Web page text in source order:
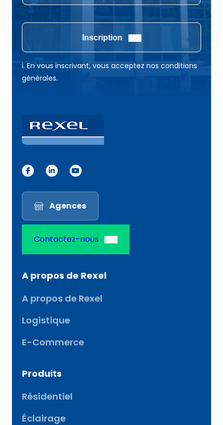
m
l
*
E
l
m
a
l
*
Inscription
i. En vous inscrivant, vous acceptez nos conditions
générales.
Agences
Contactez-nous
A propos de Rexel
A propos de Rexel
Logistique
E-Commerce
Produits
Résidentiel
Éclairage